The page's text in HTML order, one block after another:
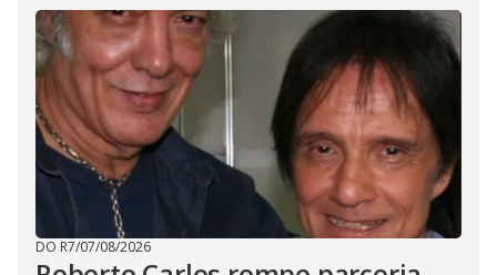
DO R7/07/08/2026